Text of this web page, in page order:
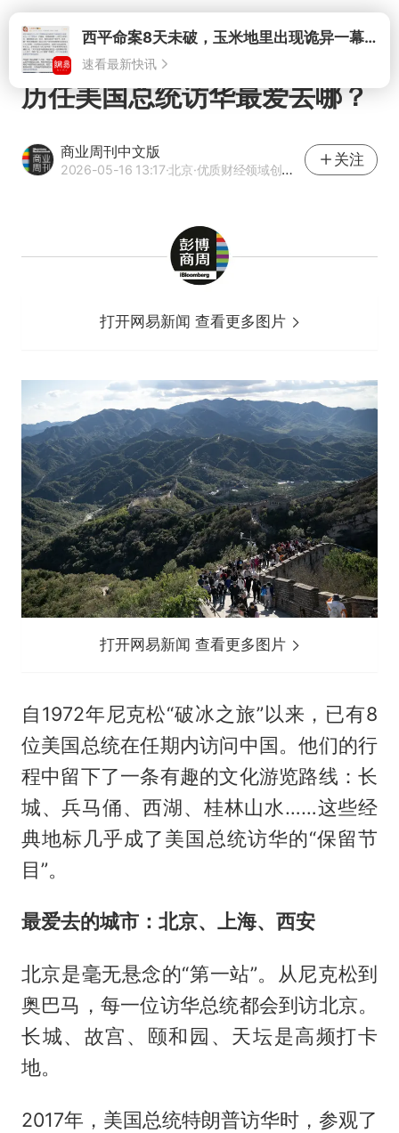
打开西平命案8天未破，玉米地里出现诡异一幕，我突然想起了欧金中
速看最新快讯
历任美国总统访华最爱去哪？
商业周刊中文版
2026-05-16 13:17·北京·优质财经领域创作者
关注
打开网易新闻 查看更多图片
打开网易新闻 查看更多图片
自1972年尼克松“破冰之旅”以来，已有8
位美国总统在任期内访问中国。他们的行
程中留下了一条有趣的文化游览路线：长
城、兵马俑、西湖、桂林山水……这些经
典地标几乎成了美国总统访华的“保留节
目”。
最爱去的城市：北京、上海、西安
北京是毫无悬念的“第一站”。从尼克松到
奥巴马，每一位访华总统都会到访北京。
长城、故宫、颐和园、天坛是高频打卡
地。
2017年，美国总统特朗普访华时，参观了